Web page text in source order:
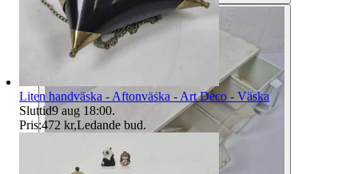
Liten handväska - Aftonväska - Art Deco - Väska
Sluttid9 aug 18:00.
Pris:472 kr,Ledande bud.